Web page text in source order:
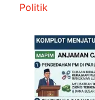
In relation to
Politik